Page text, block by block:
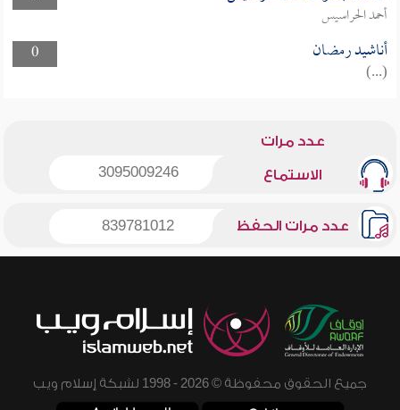
أحمد الحراسيس
0
أناشيد رمضان
(...)
عدد مرات
الاستماع 3095009246
عدد مرات الحفظ 839781012
جميع الحقوق محفوظة © 2026 - 1998 لشبكة إسلام ويب